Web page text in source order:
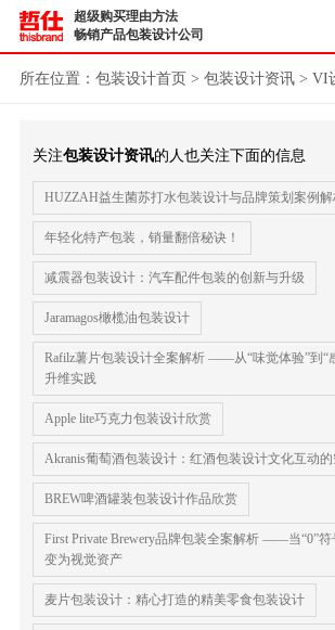
超级购买理由方法
畅销产品包装设计公司
所在位置： 包装设计首页 > 包装设计资讯> VI
关注包装设计资讯的人也关注下面的信息
HUZZAH益生菌苏打水包装设计与品牌策划案例
年轻化特产包装，销量翻倍秘诀！
减震器包装设计：汽车配件包装的创新与升级
Jaramagos橄榄油包装设计
Rafilz薯片包装设计全案解析 ——从“味觉体验”到“
升维实践
Apple lite巧克力包装设计欣赏
Akranis葡萄酒包装设计：红酒包装设计文化互动的
BREW啤酒罐装包装设计作品欣赏
First Private Brewery品牌包装全案解析 ——当“0”
变为视觉资产
麦片包装设计：精心打造的精美零食包装设计